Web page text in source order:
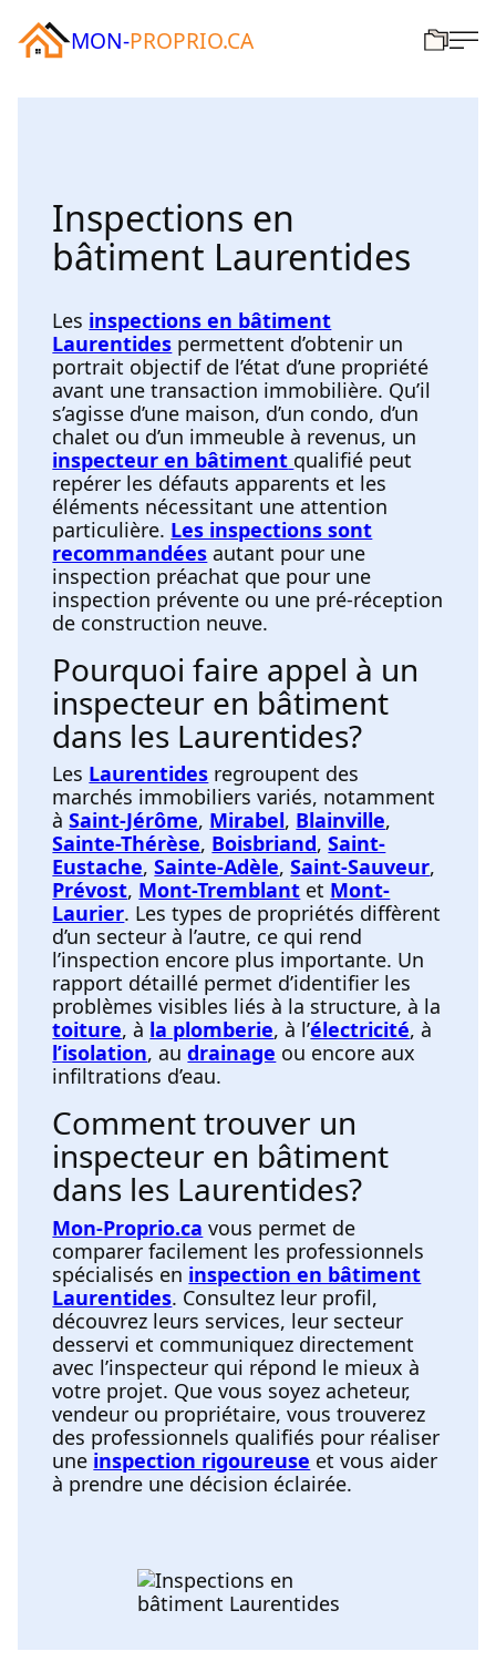
MON-PROPRIO.CA
Inspections en
bâtiment Laurentides
Les inspections en bâtiment
Laurentides permettent d’obtenir un
portrait objectif de l’état d’une propriété
avant une transaction immobilière. Qu’il
s’agisse d’une maison, d’un condo, d’un
chalet ou d’un immeuble à revenus, un
inspecteur en bâtiment qualifié peut
repérer les défauts apparents et les
éléments nécessitant une attention
particulière. Les inspections sont
recommandées autant pour une
inspection préachat que pour une
inspection prévente ou une pré-réception
de construction neuve.
Pourquoi faire appel à un
inspecteur en bâtiment
dans les Laurentides?
Les Laurentides regroupent des
marchés immobiliers variés, notamment
àSaint-Jérôme, Mirabel, Blainville,
Sainte-Thérèse, Boisbriand,Saint-
Eustache,Sainte-Adèle,Saint-Sauveur,
Prévost, Mont-Tremblant et Mont-
Laurier. Les types de propriétés diffèrent
d’un secteur à l’autre, ce qui rend
l’inspection encore plus importante. Un
rapport détaillé permet d’identifier les
problèmes visibles liés à la structure, à la
toiture, à la plomberie, à l’électricité, à
l’isolation, audrainage ou encore aux
infiltrations d’eau.
Comment trouver un
inspecteur en bâtiment
dans les Laurentides?
Mon-Proprio.ca vous permet de
comparer facilement les professionnels
spécialisés en inspection en bâtiment
Laurentides. Consultez leur profil,
découvrez leurs services, leur secteur
desservi et communiquez directement
avec l’inspecteur qui répond le mieux à
votre projet. Que vous soyez acheteur,
vendeur ou propriétaire, vous trouverez
des professionnels qualifiés pour réaliser
une inspection rigoureuse et vous aider
à prendre une décision éclairée.